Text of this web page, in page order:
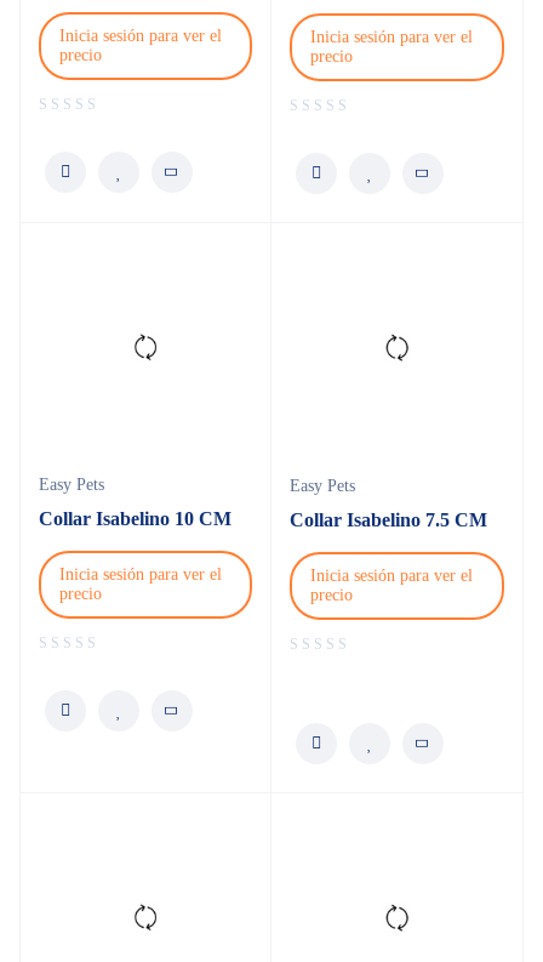
Inicia sesión para ver el
precio
Inicia sesión para ver el
precio
Easy Pets
Collar Isabelino 10 CM
Inicia sesión para ver el
precio
Easy Pets
Collar Isabelino 7.5 CM
Inicia sesión para ver el
precio